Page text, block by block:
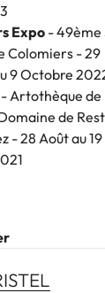
Expo- 49ème
Colomiers - 29
9 Octobre
- Artothèque de
de
- 28 Août au 19